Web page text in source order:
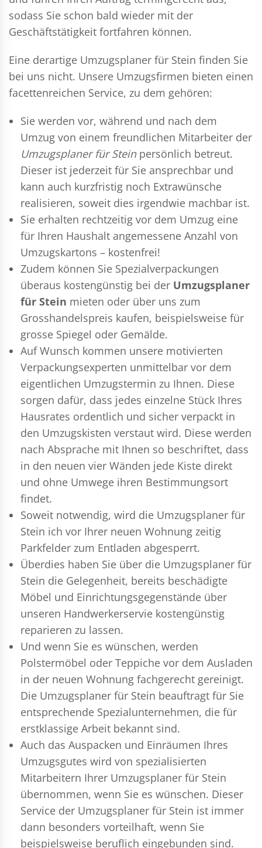
sodass Sie schon bald wieder mit der
Geschäftstätigkeit fortfahren können.
Eine derartige Umzugsplaner für Stein finden Sie
bei uns nicht. Unsere Umzugsfirmen bieten einen
facettenreichen Service, zu dem gehören:
Sie werden vor, während und nach dem
Umzug von einem freundlichen Mitarbeiter der
Umzugsplaner für Steinpersönlich betreut.
Dieser ist jederzeit für Sie ansprechbar und
kann auch kurzfristig noch Extrawünsche
realisieren, soweit dies irgendwie machbar ist.
Sie erhalten rechtzeitig vor dem Umzug eine
für Ihren Haushalt angemessene Anzahl von
Umzugskartons – kostenfrei!
Zudem können Sie Spezialverpackungen
überaus kostengünstig bei der Umzugsplaner
für Stein mieten oder über uns zum
Grosshandelspreis kaufen, beispielsweise für
grosse Spiegel oder Gemälde.
Auf Wunsch kommen unsere motivierten
Verpackungsexperten unmittelbar vor dem
eigentlichen Umzugstermin zu Ihnen. Diese
sorgen dafür, dass jedes einzelne Stück Ihres
Hausrates ordentlich und sicher verpackt in
den Umzugskisten verstaut wird. Diese werden
nach Absprache mit Ihnen so beschriftet, dass
in den neuen vier Wänden jede Kiste direkt
und ohne Umwege ihren Bestimmungsort
findet.
Soweit notwendig, wird die Umzugsplaner für
Stein ich vor Ihrer neuen Wohnung zeitig
Parkfelder zum Entladen abgesperrt.
Überdies haben Sie über die Umzugsplaner für
Stein die Gelegenheit, bereits beschädigte
Möbel und Einrichtungsgegenstände über
unseren Handwerkerservie kostengünstig
reparieren zu lassen.
Und wenn Sie es wünschen, werden
Polstermöbel oder Teppiche vor dem Ausladen
in der neuen Wohnung fachgerecht gereinigt.
Die Umzugsplaner für Stein beauftragt für Sie
entsprechende Spezialunternehmen, die für
erstklassige Arbeit bekannt sind.
Auch das Auspacken und Einräumen Ihres
Umzugsgutes wird von spezialisierten
Mitarbeitern Ihrer Umzugsplaner für Stein
übernommen, wenn Sie es wünschen. Dieser
Service der Umzugsplaner für Stein ist immer
dann besonders vorteilhaft, wenn Sie
beispielsweise beruflich eingebunden sind.